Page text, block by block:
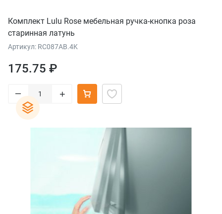
Комплект Lulu Rose мебельная ручка-кнопка роза
старинная латунь
Артикул: RC087AB.4K
175.75 ₽
– +